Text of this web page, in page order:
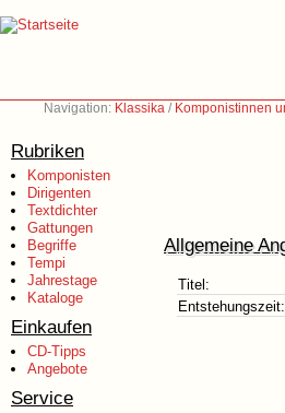
Navigation: Klassika / Komponistinnen
Rubriken
Komponisten
Dirigenten
Textdichter
Gattungen
Begriffe
Tempi
Jahrestage
Kataloge
Einkaufen
CD-Tipps
Angebote
Service
Allgemeine
Titel:
Entstehungszeit: